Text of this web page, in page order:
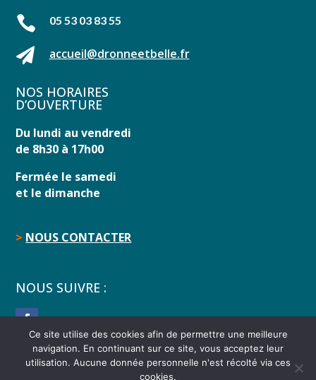
 05 53 03 83 55
 accueil@dronneetbelle.fr
NOS HORAIRES
D’OUVERTURE
Du lundi au vendredi
de 8h30 à 17h00
Fermée le samedi
et le dimanche
> NOUS CONTACTER
NOUS SUIVRE :
Copyright 2024 © Réalisé parAdéKoi– Mentions
Ce site utilise des cookies afin de permettre une meilleure
navigation. En continuant sur ce site, vous acceptez leur
utilisation. Aucune donnée personnelle n'est récolté via ces
cookies.